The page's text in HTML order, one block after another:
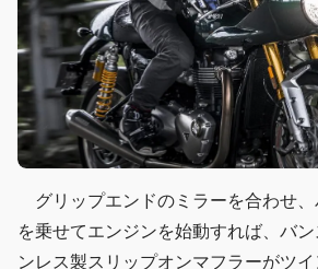
グリップエンドのミラーを合わせ、
を乗せてエンジンを始動すれば、バ
ンレス製スリップオンマフラーがツ